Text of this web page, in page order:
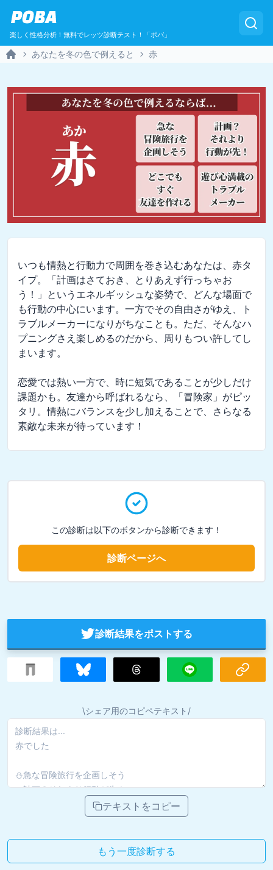
POBA
楽しく性格分析！無料でレッツ診断テスト！「ポバ」
あなたを冬の色で例えると 赤
いつも情熱と行動力で周囲を巻き込むあなたは、赤タ
イプ。「計画はさておき、とりあえず行っちゃお
う！」というエネルギッシュな姿勢で、どんな場面で
も行動の中心にいます。一方でその自由さがゆえ、ト
ラブルメーカーになりがちなことも。ただ、そんなハ
プニングさえ楽しめるのだから、周りもつい許してし
まいます。
恋愛では熱い一方で、時に短気であることが少しだけ
課題かも。友達から呼ばれるなら、「冒険家」がピッ
タリ。情熱にバランスを少し加えることで、さらなる
素敵な未来が待っています！
この診断は以下のボタンから診断できます！
診断ページへ
診断結果をポストする
\シェア用のコピペテキスト/
テキストをコピー
もう一度診断する